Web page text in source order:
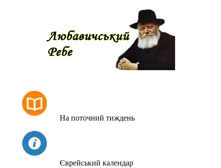
На поточний тиждень
Єврейський календар